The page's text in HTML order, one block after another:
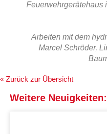
Feuerwehrgerätehaus
Arbeiten mit dem
Marcel Schröder,
« Zurück zur Übersicht
Weitere Neuigkeiten: